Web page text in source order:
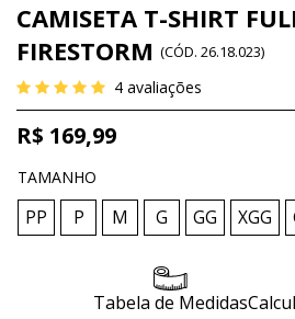
CAMISETA T-SHIRT
FIRESTORM (CÓD. 26.18.023)
4 avaliações
R$ 169,99
TAMANHO
PP P M G GG XGG
Tabela de Medidas